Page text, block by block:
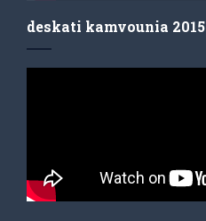
deskati kamvounia 2015